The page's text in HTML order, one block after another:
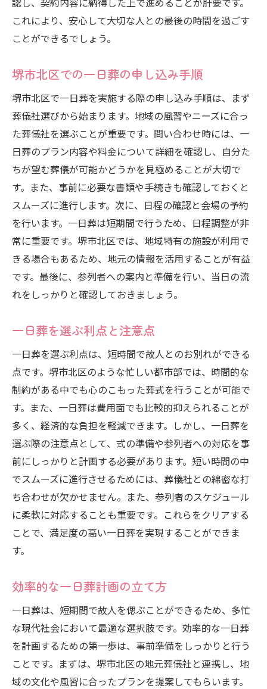
これにより、安心して大切な人との最後の時間を過ごす
ことができるでしょう。
堺市北区での一日葬の申し込み手順
堺市北区で一日葬を実施する際の申し込み手順は、まず
葬儀社選びから始まります。地域の風習やニーズに合っ
た葬儀社を選ぶことが重要です。問い合わせ時には、一
日葬のプラン内容や料金について詳細を確認し、自分た
ちが望む葬儀が可能かどうかを見極めることが大切で
す。また、事前に必要な書類や手続きも確認しておくと
スムーズに進行します。次に、日程の確認と会場の予約
を行います。一日葬は短期間で行うため、日程調整が非
常に重要です。堺市北区では、地域特有の施設が利用で
きる場合もあるため、地元の情報を活用することが有益
です。最後に、参列者への案内と準備を行い、当日の流
れをしっかりと確認しておきましょう。
一日葬を選ぶ利点と注意点
一日葬を選ぶ利点は、短時間で故人とのお別れができる
点です。堺市北区のような忙しい都市部では、時間的な
制約がある中でも心のこもった葬式を行うことが可能で
す。また、一日葬は費用面でも比較的抑えられることが
多く、経済的な負担を軽減できます。しかし、一日葬を
選ぶ際の注意点として、式の準備や参列者への対応を事
前にしっかりと計画する必要があります。短い時間の中
でスムーズに進行させるためには、葬儀社との綿密な打
ち合わせが欠かせません。また、参列者のスケジュール
に柔軟に対応することも重要です。これらをクリアする
ことで、満足度の高い一日葬を実現することができま
す。
効率的な一日葬計画の立て方
一日葬は、短期間で故人を偲ぶことができるため、多忙
な現代社会において最適な選択肢です。効率的な一日葬
を計画するための第一歩は、事前準備をしっかりと行う
ことです。まずは、堺市北区の地元葬儀社と連携し、地
域の文化や風習に合ったプランを提案してもらいます。